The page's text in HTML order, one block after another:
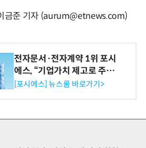
금준 기자 (aurum@etnews.com)
전자문서·전자계약 1위 포시
에스, “기업가치 제고로 주주
환원 강화” 계획 공시
[포시에스] 뉴스룸 바로가기>